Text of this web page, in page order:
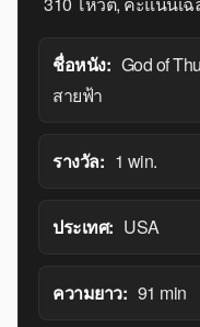
ชื่อหนัง: God of
สายฟ้า
รางวัล: 1 win.
ประเทศ: USA
ความยาว: 91 min